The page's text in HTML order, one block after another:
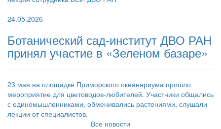
24.05.2026
Ботанический сад-институт ДВО РАН
принял участие в «Зеленом базаре»
23 мая на площадке Приморского океанариума прошло
мероприятие для цветоводов-любителей. Участники общались
с единомышленниками, обменивались растениями, слушали
лекции от специалистов.
Все новости